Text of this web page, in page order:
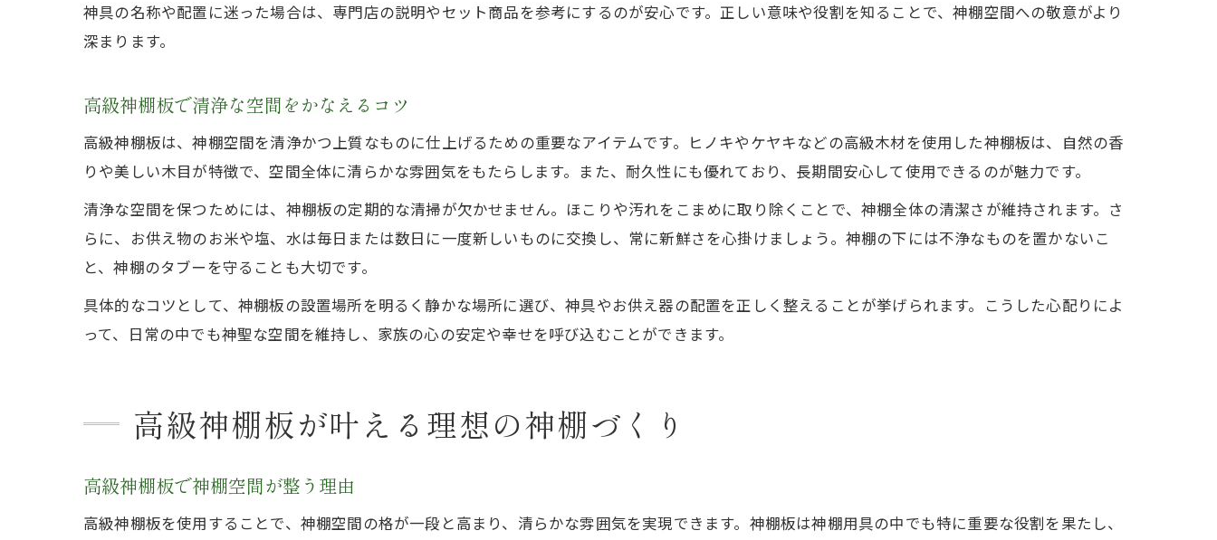
神具の名称や配置に迷った場合は、専門店の説明やセット商品を参考にするのが安心です。正しい意味や役割を知ることで、神棚空間への敬意がより
深まります。
高級神棚板で清浄な空間をかなえるコツ
高級神棚板は、神棚空間を清浄かつ上質なものに仕上げるための重要なアイテムです。ヒノキやケヤキなどの高級木材を使用した神棚板は、自然の香
りや美しい木目が特徴で、空間全体に清らかな雰囲気をもたらします。また、耐久性にも優れており、長期間安心して使用できるのが魅力です。
清浄な空間を保つためには、神棚板の定期的な清掃が欠かせません。ほこりや汚れをこまめに取り除くことで、神棚全体の清潔さが維持されます。さ
らに、お供え物のお米や塩、水は毎日または数日に一度新しいものに交換し、常に新鮮さを心掛けましょう。神棚の下には不浄なものを置かないこ
と、神棚のタブーを守ることも大切です。
具体的なコツとして、神棚板の設置場所を明るく静かな場所に選び、神具やお供え器の配置を正しく整えることが挙げられます。こうした心配りによ
って、日常の中でも神聖な空間を維持し、家族の心の安定や幸せを呼び込むことができます。
高級神棚板が叶える理想の神棚づくり
高級神棚板で神棚空間が整う理由
高級神棚板を使用することで、神棚空間の格が一段と高まり、清らかな雰囲気を実現できます。神棚板は神棚用具の中でも特に重要な役割を果たし、